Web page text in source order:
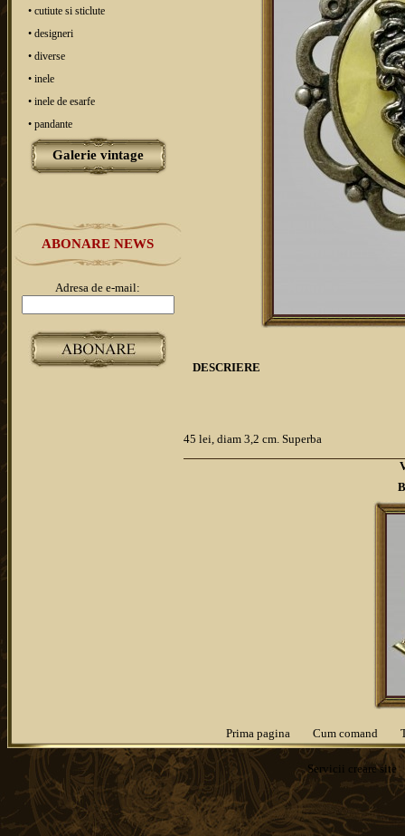
• cutiute si sticlute
• designeri
• diverse
• inele
• inele de esarfe
• pandante
Galerie vintage
ABONARE NEWS
Adresa de e-mail:
DESCRIERE
45 lei, diam 3,2 cm. Superba
Prima pagina Cum comand
Servicii creare site